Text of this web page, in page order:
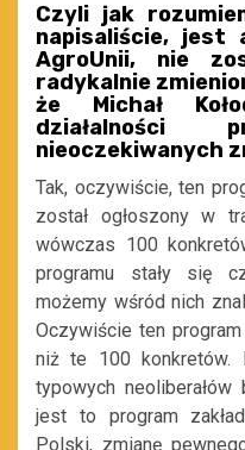
Czyli jak
napisaliście, jest
AgroUnii, nie
radykalnie
że Michał
działalności
nieoczekiwanych
Tak, oczywiście, ten
został ogłoszony w
wówczas 100
programu stały się
możemy wśród nich
Oczywiście ten
niż te 100 konkretów.
typowych
jest to program
Polski, zmianę